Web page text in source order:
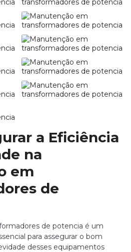
a Eficiência
na
em
de
de potencia é um
para assegurar o bom
desses equipamentos